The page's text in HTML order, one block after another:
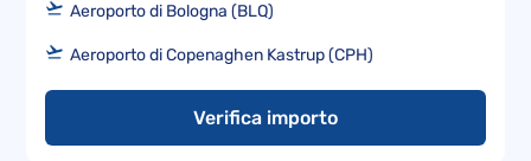
Aeroporto di Bologna (BLQ)
Aeroporto di Copenaghen Kastrup (CPH)
Verifica importo